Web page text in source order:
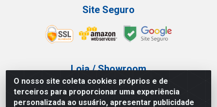
O nosso site coleta cookies próprios e de
terceiros para proporcionar uma experiência
personalizada ao usuário, apresentar publicidade
Site Seguro
Loja / Showroom
Tel.: (11) 3227-0546
Av Vautier, 587/597 - Pari - São Paulo/SP